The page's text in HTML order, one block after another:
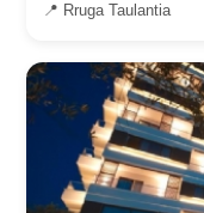
📍 Rruga Taulantia